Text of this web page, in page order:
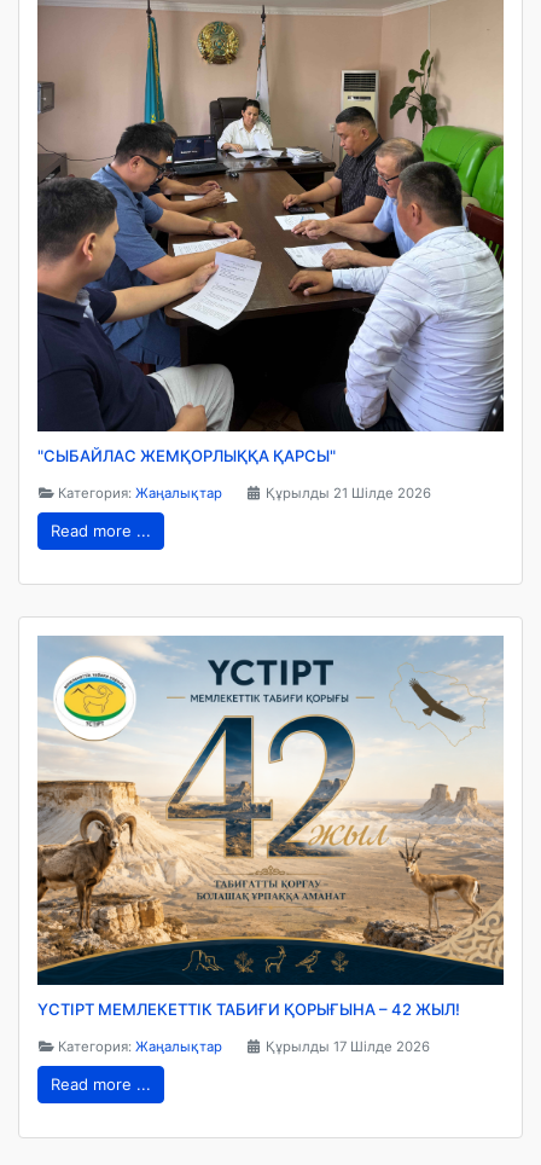
"СЫБАЙЛАС ЖЕМҚОРЛЫҚҚА ҚАРСЫ"
Категория:Жаңалықтар Құрылды 21 Шілде 2026
Read more ...
ҮСТІРТ МЕМЛЕКЕТТІК ТАБИҒИ ҚОРЫҒЫНА – 42 ЖЫЛ!
Категория:Жаңалықтар Құрылды 17 Шілде 2026
Read more ...